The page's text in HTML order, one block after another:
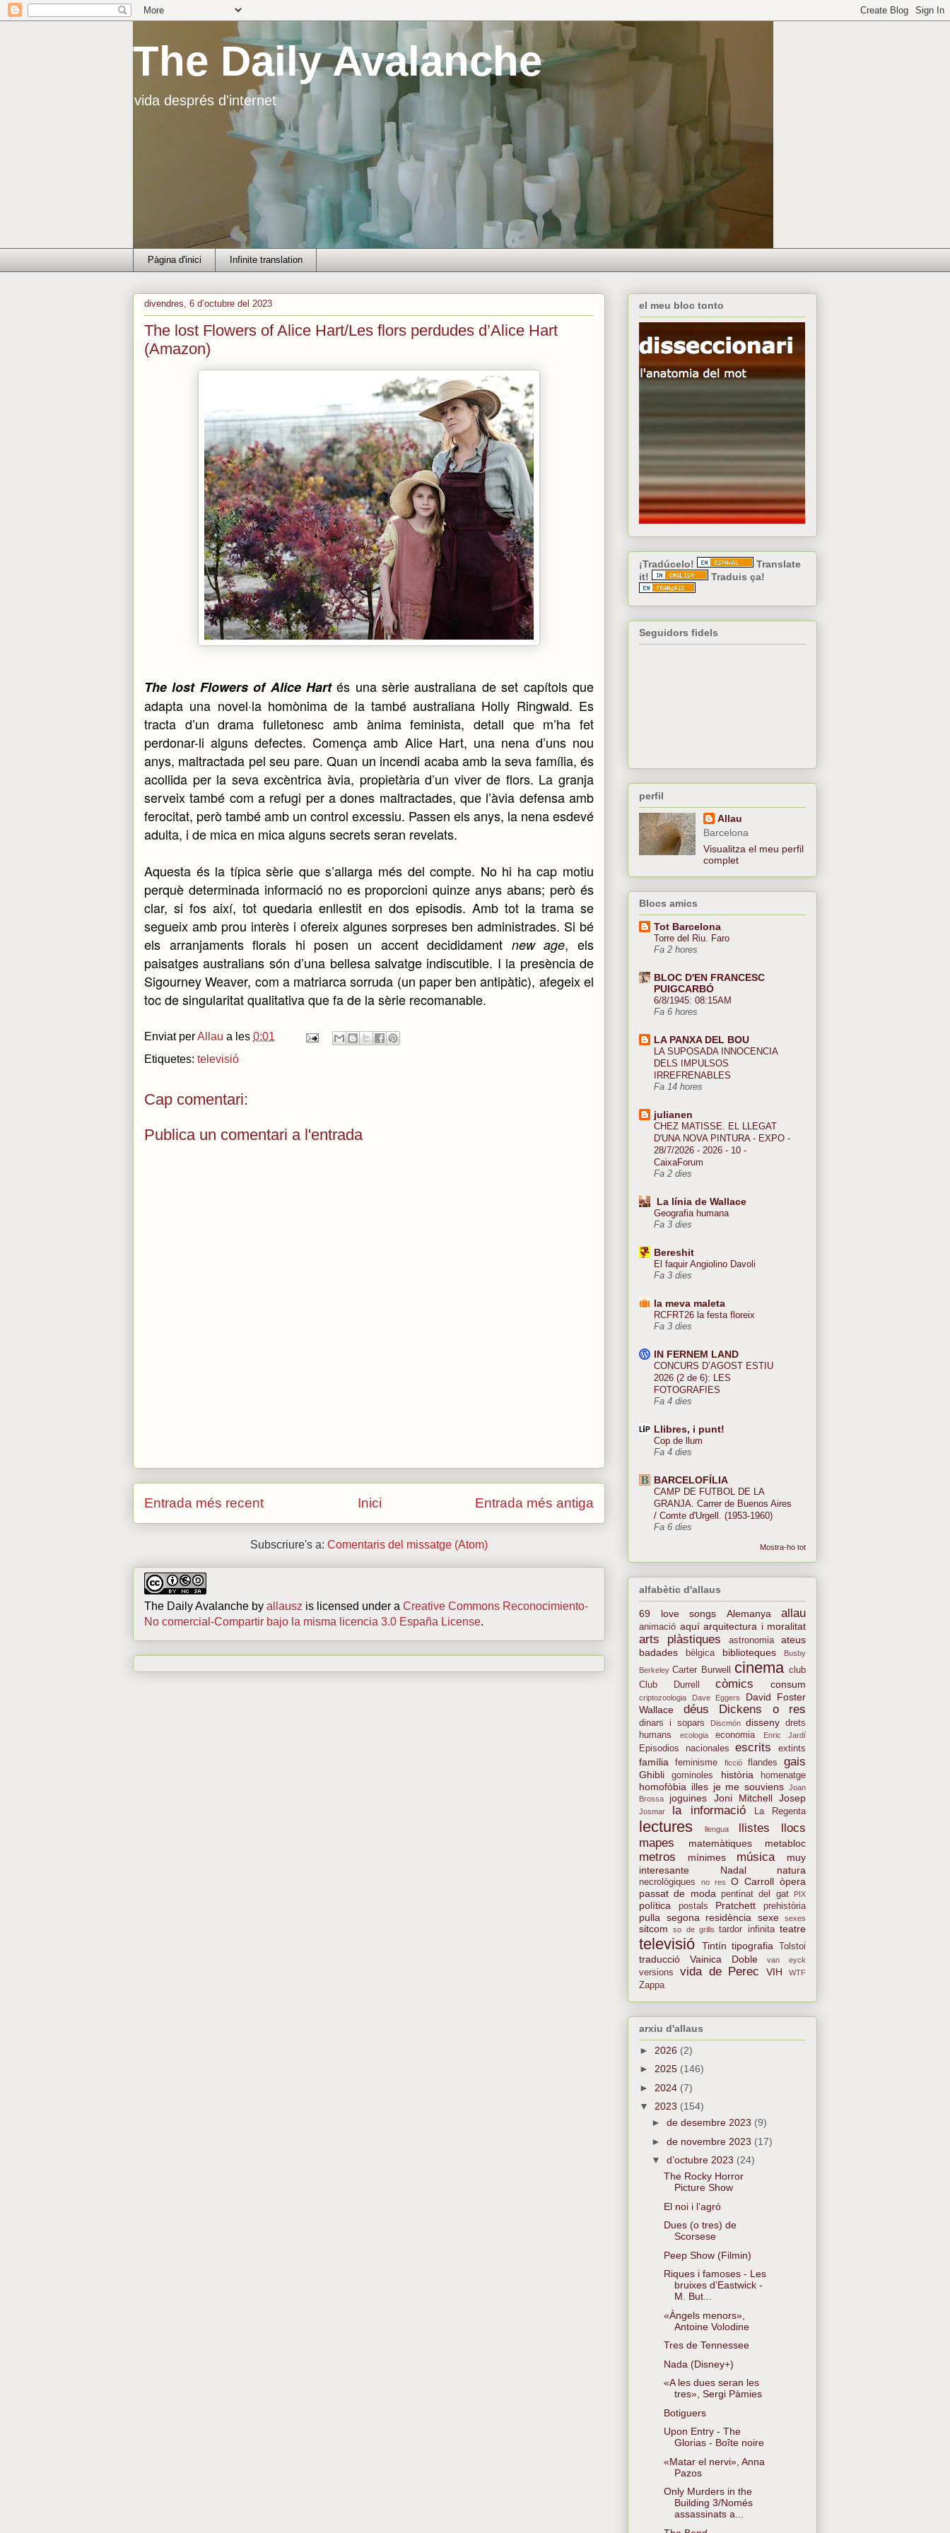
The Daily Avalanche
vida després d'internet
Pàgina d'inici Infinite translation
divendres, 6 d’octubre del 2023
The lost Flowers of Alice Hart/Les flors perdudes d’Alice Hart
(Amazon)
The lost Flowers of Alice Hartés una sèrie australiana de set capítols que
adapta una novel·la homònima de la també australiana Holly Ringwald. Es
tracta d’un drama fulletonesc amb ànima feminista, detall que m’ha fet
perdonar-li alguns defectes. Comença amb Alice Hart, una nena d’uns nou
anys, maltractada pel seu pare. Quan un incendi acaba amb la seva família, és
acollida per la seva excèntrica àvia, propietària d’un viver de flors. La granja
serveix també com a refugi per a dones maltractades, que l’àvia defensa amb
ferocitat, però també amb un control excessiu. Passen els anys, la nena esdevé
adulta, i de mica en mica alguns secrets seran revelats.
Aquesta és la típica sèrie que s’allarga més del compte. No hi ha cap motiu
perquè determinada informació no es proporcioni quinze anys abans; però és
clar, si fos així, tot quedaria enllestit en dos episodis. Amb tot la trama se
segueix amb prou interès i ofereix algunes sorpreses ben administrades. Si bé
els arranjaments florals hi posen un accent decididament new age, els
paisatges australians són d’una bellesa salvatge indiscutible. I la presència de
Sigourney Weaver, com a matriarca sorruda (un paper ben antipàtic), afegeix el
toc de singularitat qualitativa que fa de la sèrie recomanable.
Enviat perAllau a les 0:01
Etiquetes: televisió
Cap comentari:
Publica un comentari a l'entrada
Entrada més recent Entrada més antiga
Inici
Subscriure's a: Comentaris del missatge (Atom)
The Daily Avalanche by allausz is licensed under a Creative Commons Reconocimiento-
No comercial-Compartir bajo la misma licencia 3.0 España License.
el meu bloc tonto
¡Tradúcelo!
Translate
it!
Traduis ça!
Seguidors fidels
perfil
Allau
Barcelona
Visualitza el meu perfil
complet
Blocs amics
Tot Barcelona
Torre del Riu. Faro
Fa 2 hores
BLOC D'EN FRANCESC
PUIGCARBÓ
6/8/1945: 08:15AM
Fa 6 hores
LA PANXA DEL BOU
LA SUPOSADA INNOCENCIA
DELS IMPULSOS
IRREFRENABLES
Fa 14 hores
julianen
CHEZ MATISSE. EL LLEGAT
D'UNA NOVA PINTURA - EXPO -
28/7/2026 - 2026 - 10 -
CaixaForum
Fa 2 dies
La línia de Wallace
Geografia humana
Fa 3 dies
Bereshit
El faquir Angiolino Davoli
Fa 3 dies
la meva maleta
RCFRT26 la festa floreix
Fa 3 dies
IN FERNEM LAND
CONCURS D’AGOST ESTIU
2026 (2 de 6): LES
FOTOGRAFIES
Fa 4 dies
Llibres, i punt!
Cop de llum
Fa 4 dies
BARCELOFÍLIA
CAMP DE FUTBOL DE LA
GRANJA. Carrer de Buenos Aires
/ Comte d'Urgell. (1953-1960)
Fa 6 dies
Mostra-ho tot
alfabètic d'allaus
69 love songs Alemanya allau
animació aquí arquitectura i moralitat
arts plàstiques astronomia
ateus
badades
bèlgica biblioteques
Busby
Berkeley Carter Burwell cinema club
Club Durrell
còmics consum
criptozoologia Dave Eggers
David Foster
Wallace
déus Dickens o res
dinars i sopars Discmón disseny drets
humans
ecologia economia Enric Jardí
Episodios nacionales escrits extints
família feminisme ficció flandes gais
Ghibli gominoles història homenatge
homofòbia illes je me souviens Joan
Brossa
joguines Joni Mitchell Josep
Josmar la informació La Regenta
lectures llengua llistes
llocs
mapes
matemàtiques metabloc
metros mínimes música
muy
interesante
Nadal natura
necrològiques no res O Carroll òpera
passat de moda pentinat del gat PIX
política postals Pratchett prehistòria
pulla segona residència sexe sexes
sitcom so de grills tardor infinita teatre
televisió Tintín tipografia Tolstoi
traducció Vainica Doble van eyck
versions vida de Perec VIH WTF
Zappa
arxiu d'allaus
► 2026 (2)
► 2025 (146)
► 2024 (7)
▼ 2023 (154)
► de desembre 2023 (9)
► de novembre 2023 (17)
▼ d’octubre 2023 (24)
The Rocky Horror
Picture Show
El noi i l’agró
Dues (o tres) de
Scorsese
Peep Show (Filmin)
Riques i famoses - Les
bruixes d’Eastwick -
M. But...
«Àngels menors»,
Antoine Volodine
Tres de Tennessee
Nada (Disney+)
«A les dues seran les
tres», Sergi Pàmies
Botiguers
Upon Entry - The
Glorias - Boîte noire
«Matar el nervi», Anna
Pazos
Only Murders in the
Building 3/Només
assassinats a...